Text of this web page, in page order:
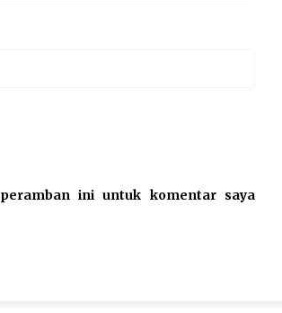
ini untuk komentar saya